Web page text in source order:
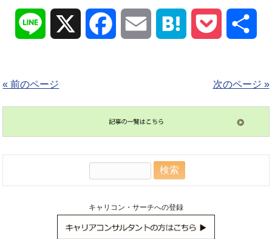
Line Facebook Email Hatena Pocket
« 前のページ 次のページ »
キャリコン・サーチへの登録